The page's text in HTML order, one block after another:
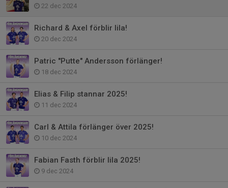
22 dec 2024
Richard & Axel förblir lila!
20 dec 2024
Patric "Putte" Andersson förlänger!
18 dec 2024
Elias & Filip stannar 2025!
11 dec 2024
Carl & Attila förlänger över 2025!
10 dec 2024
Fabian Fasth förblir lila 2025!
9 dec 2024